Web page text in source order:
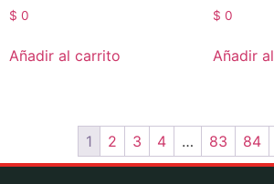
$ 0
Añadir al carrito
$ 0
Añadir
1 2 3 4 … 83 84